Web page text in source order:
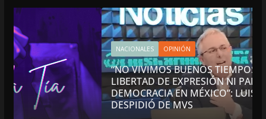
NACIONALES OPINIÓN
“NO VIVIMOS BUENOS TIEMPOS PARA LA
LIBERTAD DE EXPRESIÓN NI PARA LA
DEMOCRACIA EN MÉXICO”: LUIS CÁRDENAS; SE
DESPIDIÓ DE MVS